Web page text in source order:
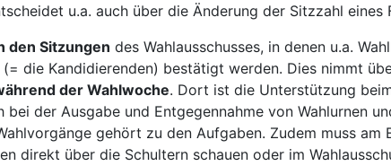
u.a. auch über die Änderung der Sitzzahl eines
den Sitzungen des Wahlausschusses, in denen u.a.
die Kandidierenden) bestätigt werden. Dies nimmt
der Wahlwoche. Dort ist die Unterstützung
bei der Ausgabe und Entgegennahme von Wahlurnen
gehört zu den Aufgaben. Zudem muss am
direkt über die Schultern schauen oder im